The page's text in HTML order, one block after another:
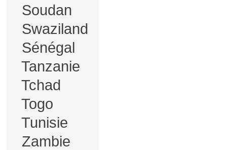
Soudan
Swaziland
Sénégal
Tanzanie
Tchad
Togo
Tunisie
Zambie